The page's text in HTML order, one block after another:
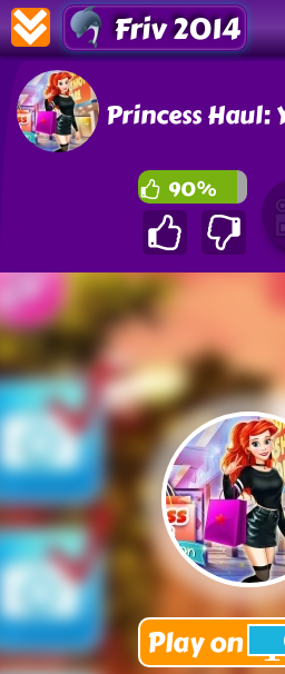
Friv 2014
Princess Haul:
90%